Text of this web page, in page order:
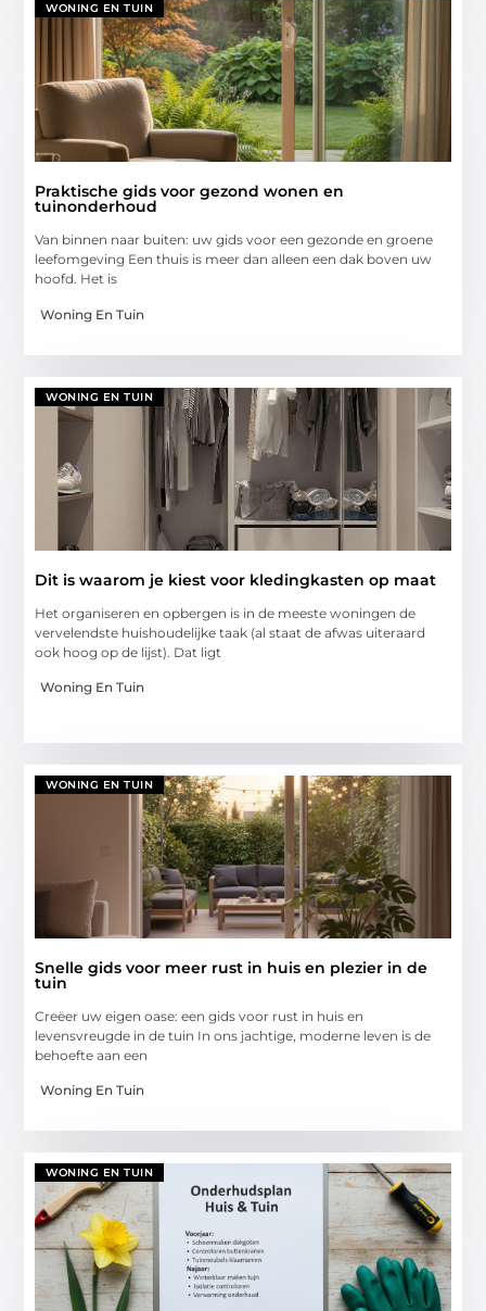
WONING EN TUIN
Praktische gids voor gezond wonen en
tuinonderhoud
Van binnen naar buiten: uw gids voor een gezonde en groene
leefomgeving Een thuis is meer dan alleen een dak boven uw
hoofd. Het is
Woning En Tuin
WONING EN TUIN
Dit is waarom je kiest voor kledingkasten op maat
Het organiseren en opbergen is in de meeste woningen de
vervelendste huishoudelijke taak (al staat de afwas uiteraard
ook hoog op de lijst). Dat ligt
Woning En Tuin
WONING EN TUIN
Snelle gids voor meer rust in huis en plezier in de
tuin
Creëer uw eigen oase: een gids voor rust in huis en
levensvreugde in de tuin In ons jachtige, moderne leven is de
behoefte aan een
Woning En Tuin
WONING EN TUIN